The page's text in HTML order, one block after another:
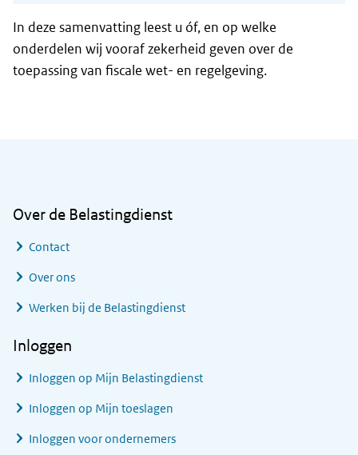
In deze samenvatting leest u óf, en op welke
onderdelen wij vooraf zekerheid geven over de
toepassing van fiscale wet- en regelgeving.
Over de Belastingdienst
Contact
Over ons
Werken bij de Belastingdienst
Inloggen
Inloggen op Mijn Belastingdienst
Inloggen op Mijn toeslagen
Inloggen voor ondernemers